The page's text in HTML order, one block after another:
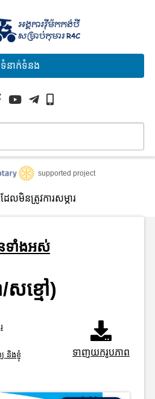
ទំនាក់ទំនង
supported project
ែលមិនត្រូវការសម្ភារ
ទាំងអស់
សខ្មៅ)
ទាញយករូបភាព
និងខ្ញុំ